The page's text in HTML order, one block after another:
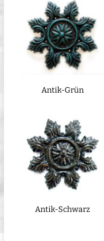
Antik-Grün
Antik-Schwarz